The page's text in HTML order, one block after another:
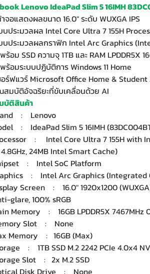
Lenovo IdeaPad Slim 5 16IMH
จอแสดงผลขนาด 16.0" ระดับ WUXGA IPS
บประมวลผล Intel Core Ultra 7 155H
บประมวลผลกราฟิก Intel Arc Graphics
ร้อม SSD ความจุ 1TB และ RAM LPDDR5X
ร้อมระบบปฏิบัติการ Windows 11 Home
ร์ฟแวร์ Microsoft Office Home & Student
มบัติอัจฉริยะที่ขับเคลื่อนด้วย AI
ติสินค้า
: Lenovo
: IdeaPad Slim 5 16IMH
: Intel Core Ultra 7 155H with
24MB Intel Smart Cache)
: Intel SoC Platform
: Intel Arc Graphics (Integrated
Screen : 16.0" 1920x1200
glare, 100% sRGB
Memory : 16GB LPDDR5X 7467MHz
Slot : None
Memory : 16GB (Max)
: 1TB SSD M.2 2242 PCIe 4.0x4
Slot : 2x M.2 SSD
Disk Drive : None